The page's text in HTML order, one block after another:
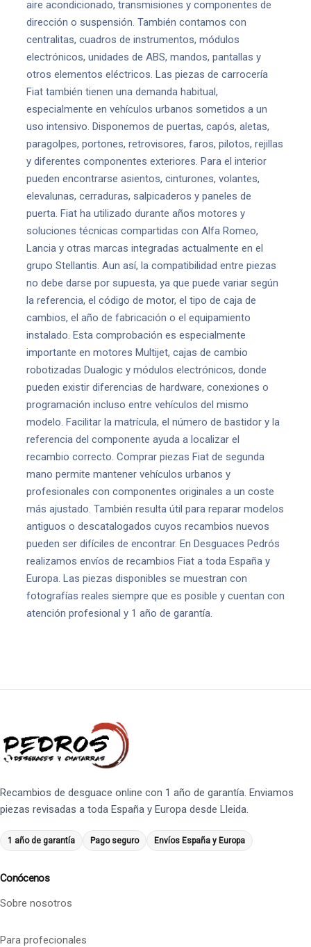
aire acondicionado, transmisiones y componentes de
dirección o suspensión. También contamos con
centralitas, cuadros de instrumentos, módulos
electrónicos, unidades de ABS, mandos, pantallas y
otros elementos eléctricos. Las piezas de carrocería
Fiat también tienen una demanda habitual,
especialmente en vehículos urbanos sometidos a un
uso intensivo. Disponemos de puertas, capós, aletas,
paragolpes, portones, retrovisores, faros, pilotos, rejillas
y diferentes componentes exteriores. Para el interior
pueden encontrarse asientos, cinturones, volantes,
elevalunas, cerraduras, salpicaderos y paneles de
puerta. Fiat ha utilizado durante años motores y
soluciones técnicas compartidas con Alfa Romeo,
Lancia y otras marcas integradas actualmente en el
grupo Stellantis. Aun así, la compatibilidad entre piezas
no debe darse por supuesta, ya que puede variar según
la referencia, el código de motor, el tipo de caja de
cambios, el año de fabricación o el equipamiento
instalado. Esta comprobación es especialmente
importante en motores Multijet, cajas de cambio
robotizadas Dualogic y módulos electrónicos, donde
pueden existir diferencias de hardware, conexiones o
programación incluso entre vehículos del mismo
modelo. Facilitar la matrícula, el número de bastidor y la
referencia del componente ayuda a localizar el
recambio correcto. Comprar piezas Fiat de segunda
mano permite mantener vehículos urbanos y
profesionales con componentes originales a un coste
más ajustado. También resulta útil para reparar modelos
antiguos o descatalogados cuyos recambios nuevos
pueden ser difíciles de encontrar. En Desguaces Pedrós
realizamos envíos de recambios Fiat a toda España y
Europa. Las piezas disponibles se muestran con
fotografías reales siempre que es posible y cuentan con
atención profesional y 1 año de garantía.
Recambios de desguace online con 1 año de garantía. Enviamos
piezas revisadas a toda España y Europa desde Lleida.
1 año de garantía Pago seguro Envíos España y Europa
Conócenos
Sobre nosotros
Para profecionales